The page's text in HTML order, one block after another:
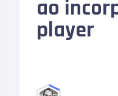
ao
player